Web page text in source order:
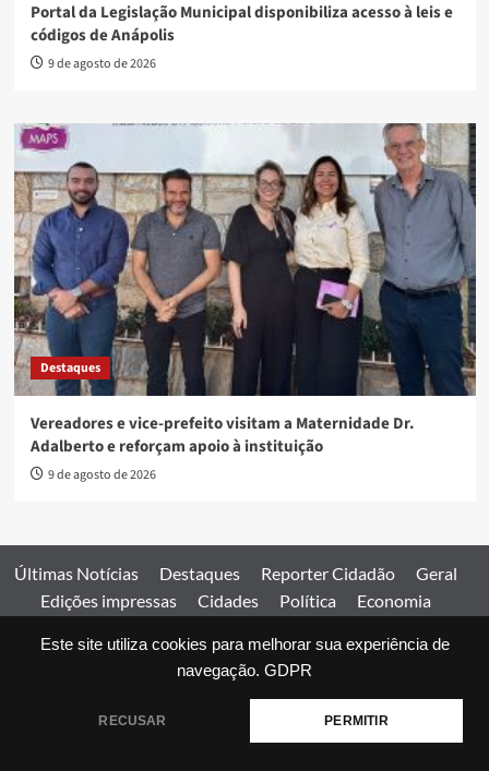
Este site utiliza cookies para melhorar sua experiência de
navegação. GDPR
RECUSAR PERMITIR
Portal da Legislação Municipal disponibiliza acesso à leis e
códigos de Anápolis
9 de agosto de 2026
Destaques
Vereadores e vice-prefeito visitam a Maternidade Dr.
Adalberto e reforçam apoio à instituição
9 de agosto de 2026
Últimas Notícias Destaques Reporter Cidadão
Geral
Edições impressas
Cidades Política
Economia
Comercial
Edições impressas Expediente Home
© 2026 Jornal Estado de Goiás. Todos os direitos reservados.
by AF themes.